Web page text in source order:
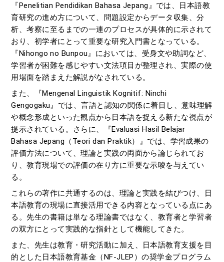
『Penelitian Pendidikan Bahasa Jepang』では、日本語教
育研究の進め方について、問題設定からデータ収集、分
析、考察に至るまでの一連のプロセスが具体的に示されて
おり、初学者にとって重要な研究入門書となっている。
『Nihongo no Bunpou』においては、受身文や助詞など、
学習者が困難を感じやすい文法項目が整理され、実際の使
用場面を踏まえた解説がなされている。
また、『Mengenal Linguistik Kognitif: Ninchi
Gengogaku』では、言語と認知の関係に着目し、意味理解
や概念形成といった観点から日本語を捉える新たな視点が
提示されている。さらに、『Evaluasi Hasil Belajar
Bahasa Jepang（Teori dan Praktik）』では、学習成果の
評価方法について、理論と実践の両面から論じられてお
り、教育現場での評価の在り方に重要な示唆を与えてい
る。
これらの著作に共通するのは、理論と実践を結びつけ、日
本語教育の現場に直接活用できる内容となっている点にあ
る。先生の書籍は単なる理論書ではなく、教育者と学習者
の双方にとって実践的な指針として機能してきた。
また、先生は教育・研究活動に加え、日本語教育支援を目
的とした日本語教育基金（NF-JLEP）の奨学金プログラム